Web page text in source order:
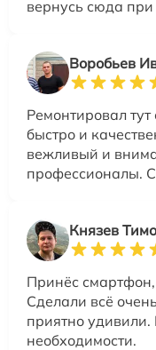
вернусь сюда
Воробьев
Ремонтировал
быстро и
вежливый и
профессионалы.
Князев
Принёс
Сделали всё
приятно
необходимости.